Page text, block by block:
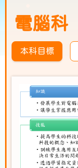
電腦科
本科目標